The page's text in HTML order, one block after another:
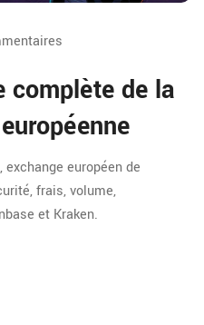
complète de la
européen de
frais, volume,
et Kraken.